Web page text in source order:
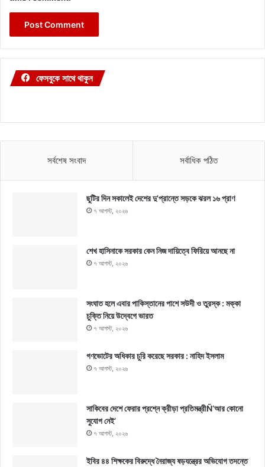
ফেসবুকে সাথে থাকুন
সর্বশেষ সংবাদ সর্বাধিক পঠিত
ছুটির দিন সকালেই দেশের দু’প্রান্তে সড়কে ঝরল ১৬ প্রাণ
৭ আগস্ট, ২০২৬
শেখ হাসিনাকে সরকার কেন নিজ দায়িত্বে ফিরিয়ে আনছে না
৭ আগস্ট, ২০২৬
সংঘাত হলে এবার পাকিস্তানের পাশে সউদী ও তুরস্ক : মক্কা
চুক্তি নিয়ে উদ্বেগে ভারত
৭ আগস্ট, ২০২৬
গণভোটের অধিকার চুরি করেছে সরকার : নাহিদ ইসলাম
৭ আগস্ট, ২০২৬
সাকিবের দেশে ফেরার প্রশ্নে ক্রীড়া প্রতিমন্ত্রীÑ‘আর কোনো
সুযোগ নেই’
৭ আগস্ট, ২০২৬
ইবির ৪৪ শিক্ষকের বিরুদ্ধে নৈরাজ্য ষড়যন্ত্রের অভিযোগ তদন্তে